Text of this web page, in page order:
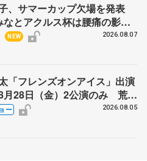
、サマーカップ欠場を発表
なとアクルス杯は腰痛の影響
NEW 2026.08.07
「フレンズオンアイス」出演
28日（金）2公演のみ 荒川
プロデュース、20周年のアイ
ー 2026.08.05